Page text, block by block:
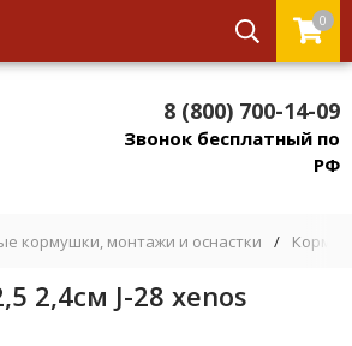
0
8 (800) 700-14-09
Звонок бесплатный по
РФ
кормушки, монтажи и оснастки /
2,4см J-28 xenos